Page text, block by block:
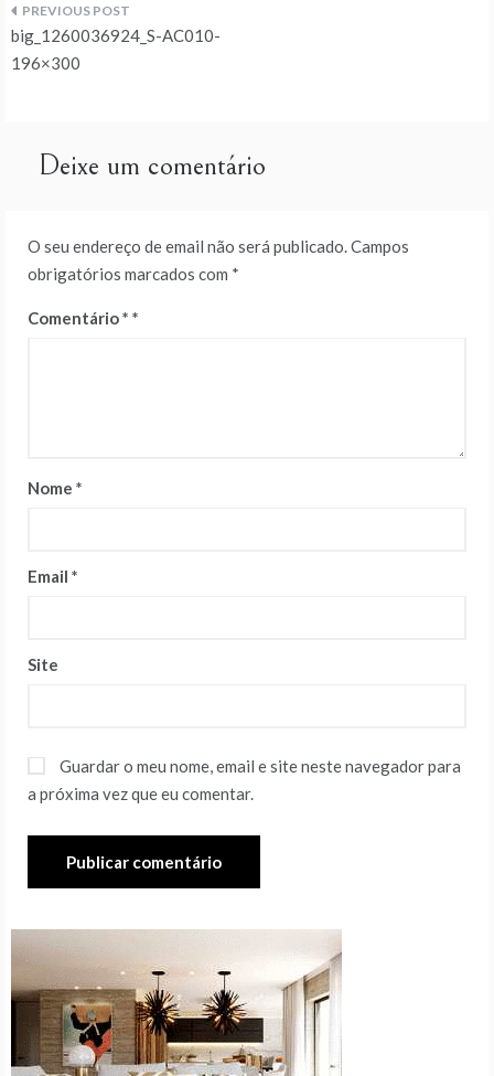
Navegação
de
big_1260036924_S-AC010-
196×300
Deixe um comentário
O seu endereço de email não será publicado.Campos
obrigatórios marcados com *
Comentário*
Nome *
Email *
Site
Guardar o meu nome, email e site neste navegador para
a próxima vez que eu comentar.